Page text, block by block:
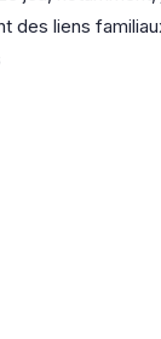
des liens